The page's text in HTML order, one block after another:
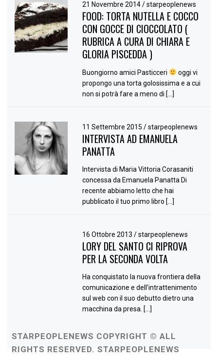
21 Novembre 2014/ starpeoplenews
FOOD: TORTA NUTELLA E COCCO
CON GOCCE DI CIOCCOLATO (
RUBRICA A CURA DI CHIARA E
GLORIA PISCEDDA )
Buongiorno amici Pasticceri
oggi vi
propongo una torta golosissima e a cui
non si potrà fare a meno di […]
11 Settembre 2015/ starpeoplenews
INTERVISTA AD EMANUELA
PANATTA
Intervista di Maria Vittoria Corasaniti
concessa da Emanuela Panatta Di
recente abbiamo letto che hai
pubblicato il tuo primo libro […]
16 Ottobre 2013/ starpeoplenews
LORY DEL SANTO CI RIPROVA
PER LA SECONDA VOLTA
Ha conquistato la nuova frontiera della
comunicazione e dell’intrattenimento
sul web con il suo debutto dietro una
macchina da presa. […]
STARPEOPLENEWS COPYRIGHT © ALL
RIGHTS RESERVED. STARPEOPLENEWS